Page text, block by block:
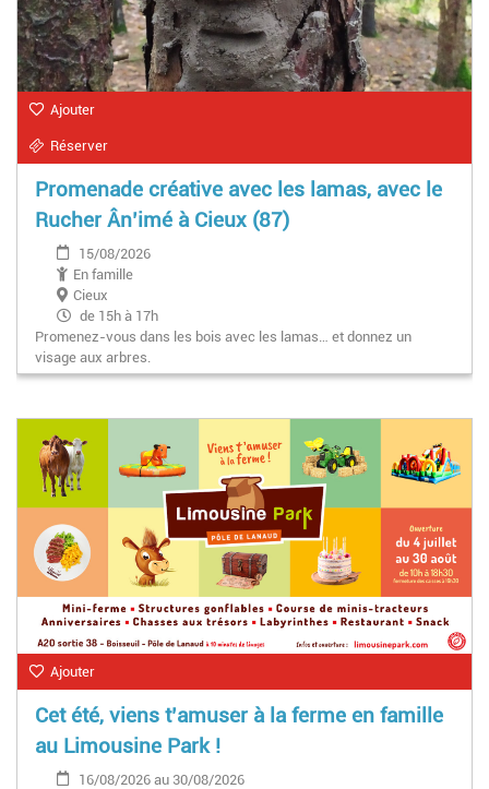
Ajouter
Réserver
Promenade créative avec les lamas, avec le
Rucher Ân’imé à Cieux (87)
15/08/2026
En famille
Cieux
de 15h à 17h
Promenez-vous dans les bois avec les lamas… et donnez un
visage aux arbres.
Ajouter
Cet été, viens t’amuser à la ferme en famille
au Limousine Park !
16/08/2026 au 30/08/2026